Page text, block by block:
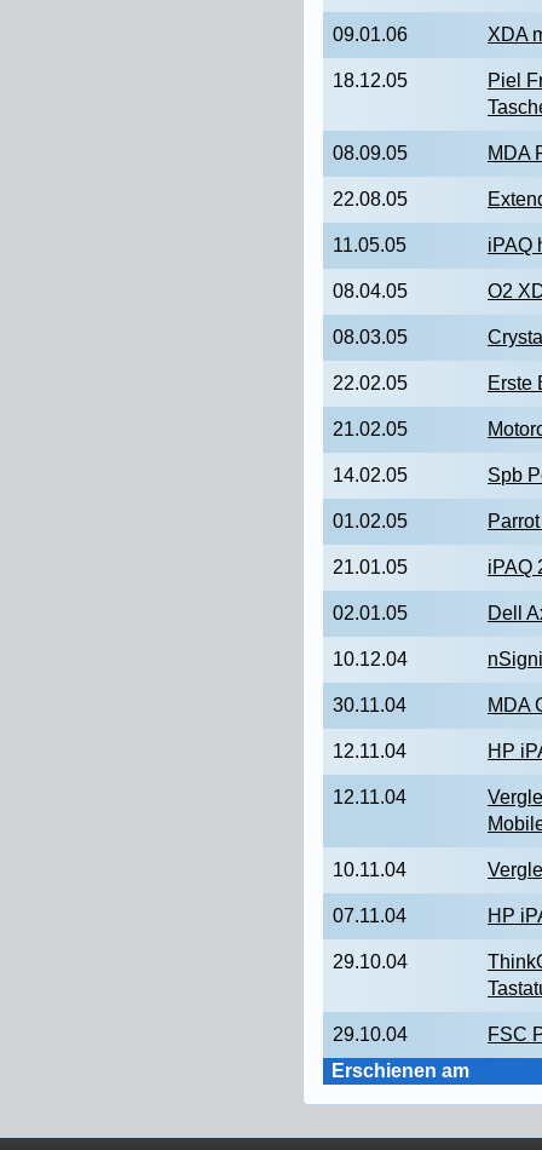
Erschienen am
09.01.06 XDA
18.12.05
Piel
08.09.05 MDA
22.08.05
11.05.05 iPAQ
08.04.05 O2
08.03.05
22.02.05 Erste
21.02.05
14.02.05 Spb
01.02.05
21.01.05 iPAQ
02.01.05 Dell
10.12.04
30.11.04 MDA
12.11.04 HP
12.11.04
10.11.04
07.11.04 HP
29.10.04
29.10.04 FSC